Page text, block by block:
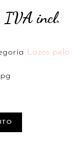
IVA incl.
Lazos